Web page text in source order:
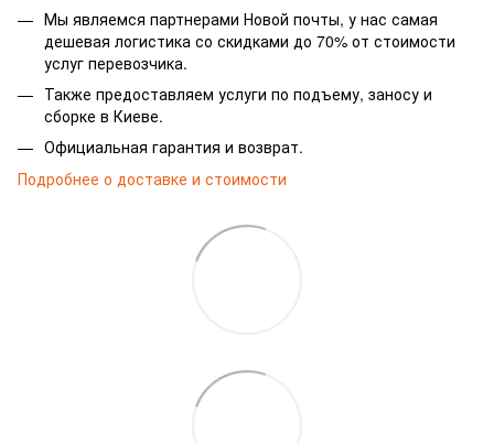
Мы являемся партнерами Новой почты, у нас самая
дешевая логистика со скидками до 70% от стоимости
услуг перевозчика.
Также предоставляем услуги по подъему, заносу и
сборке в Киеве.
Официальная гарантия и возврат.
Подробнее о доставке и стоимости